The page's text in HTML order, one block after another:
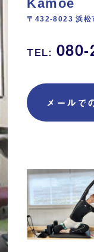
Kamoe
〒432-8023 浜松
TEL:
メールで